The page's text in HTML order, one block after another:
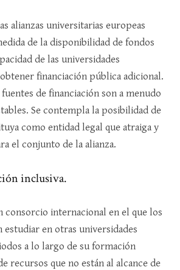
alianzas universitarias europeas
de la disponibilidad de fondos
de las universidades
financiación pública adicional.
de financiación son a menudo
Se contempla la posibilidad de
como entidad legal que atraiga y
el conjunto de la alianza.
inclusiva.
consorcio internacional en el que los
estudiar en otras universidades
a lo largo de su formación
recursos que no están al alcance de